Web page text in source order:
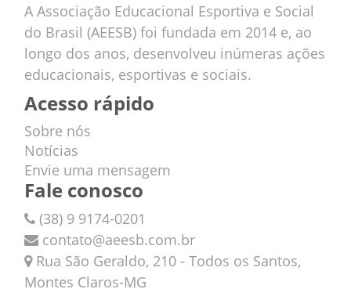
A Associação Educacional Esportiva e Social
do Brasil (AEESB) foi fundada em 2014 e, ao
longo dos anos, desenvolveu inúmeras ações
educacionais, esportivas e sociais.
Acesso rápido
Sobre nós
Notícias
Envie uma mensagem
Fale conosco
(38) 9 9174-0201
contato@aeesb.com.br
Rua São Geraldo, 210 - Todos os Santos,
Montes Claros-MG